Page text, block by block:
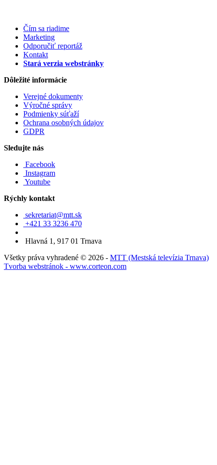
Čím sa riadime
Marketing
Odporučiť reportáž
Kontakt
Stará verzia webstránky
Dôležité informácie
Verejné dokumenty
Výročné správy
Podmienky súťaží
Ochrana osobných údajov
GDPR
Sledujte nás
Facebook
Instagram
Youtube
Rýchly kontakt
sekretariat@mtt.sk
+421 33 3236 470
Hlavná 1, 917 01 Trnava
Všetky práva vyhradené © 2026 - MTT (Mestská televízia Trnava)
Tvorba webstránok - www.corteon.com